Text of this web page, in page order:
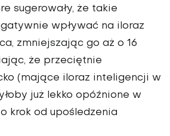
sugerowały, że takie
wpływać na iloraz
zmniejszając go aż o 16
że przeciętnie
(mające iloraz inteligencji w
już lekko opóźnione w
krok od upośledzenia